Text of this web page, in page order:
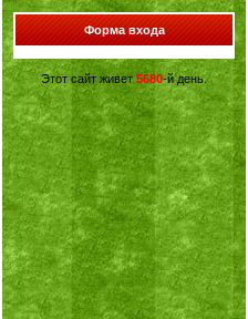
Форма входа
Этот сайт живет5680-й день.